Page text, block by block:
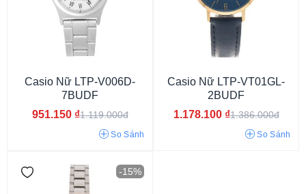
Đồng hồ đôi Đồng hồ học sinh Đồng hồ dáng Tank
Casio Nữ LTP-V006D-
7BUDF
951.150 ₫1.119.000đ
So Sánh
Casio Nữ LTP-VT01GL-
2BUDF
1.178.100 ₫1.386.000đ
So Sánh
-15%